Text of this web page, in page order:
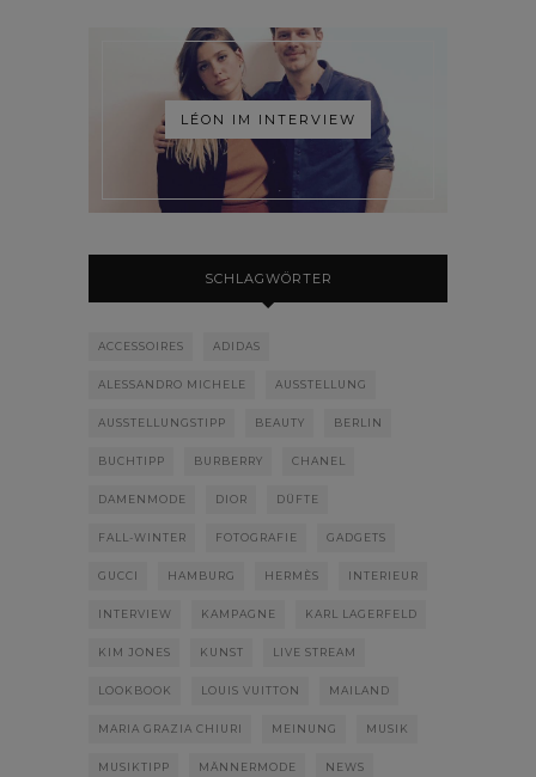
LÉON IM INTERVIEW
SCHLAGWÖRTER
ACCESSOIRES ADIDAS
ALESSANDRO MICHELE AUSSTELLUNG
AUSSTELLUNGSTIPP BEAUTY BERLIN
BUCHTIPP BURBERRY CHANEL
DAMENMODE DIOR DÜFTE
FALL-WINTER FOTOGRAFIE GADGETS
GUCCI HAMBURG HERMÈS INTERIEUR
INTERVIEW KAMPAGNE KARL LAGERFELD
KIM JONES KUNST LIVE STREAM
LOOKBOOK LOUIS VUITTON MAILAND
MARIA GRAZIA CHIURI MEINUNG MUSIK
MUSIKTIPP MÄNNERMODE NEWS